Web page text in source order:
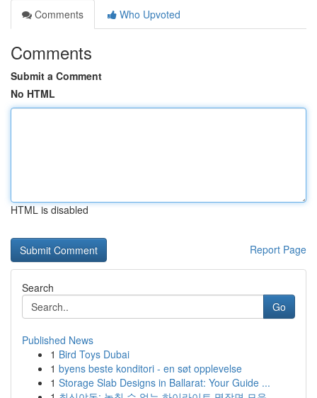
Comments
Who Upvoted
Comments
Submit a Comment
No HTML
HTML is disabled
Report Page
Search
Go
Published News
1 Bird Toys Dubai
1 byens beste konditori - en søt opplevelse
1 Storage Slab Designs in Ballarat: Your Guide ...